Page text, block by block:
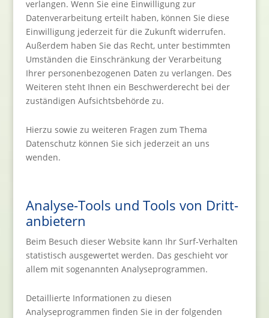
verlangen. Wenn Sie eine Einwilligung zur
Datenverarbeitung erteilt haben, können Sie diese
Einwilligung jederzeit für die Zukunft widerrufen.
Außerdem haben Sie das Recht, unter bestimmten
Umständen die Einschränkung der Verarbeitung
Ihrer personenbezogenen Daten zu verlangen. Des
Weiteren steht Ihnen ein Beschwerderecht bei der
zuständigen Aufsichtsbehörde zu.
Hierzu sowie zu weiteren Fragen zum Thema
Datenschutz können Sie sich jederzeit an uns
wenden.
Analyse-Tools und Tools von Dritt­
anbietern
Beim Besuch dieser Website kann Ihr Surf-Verhalten
statistisch ausgewertet werden. Das geschieht vor
allem mit sogenannten Analyseprogrammen.
Detaillierte Informationen zu diesen
Analyseprogrammen finden Sie in der folgenden